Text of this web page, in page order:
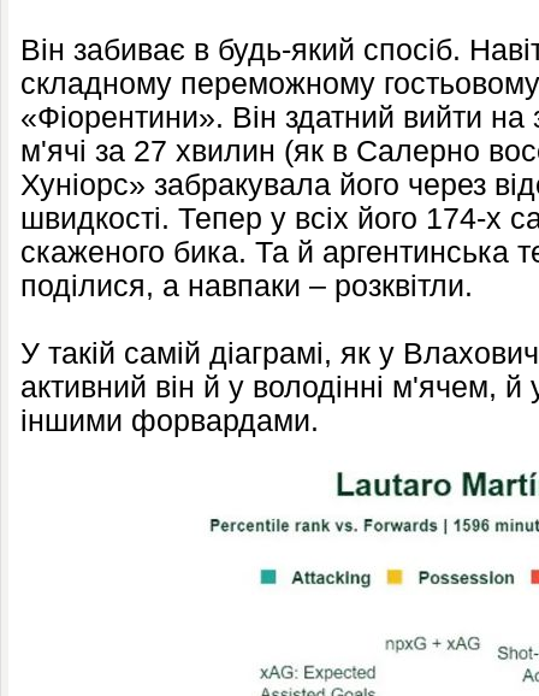
Він забиває в будь-який спосіб.
складному переможному гостьовому
«Фіорентини». Він здатний вийти на
м'ячі за 27 хвилин (як в Салерно
Хуніорс» забракувала його через
швидкості. Тепер у всіх його 174-х
скаженого бика. Та й аргентинська
поділися, а навпаки – розквітли.
У такій самій діаграмі, як у
активний він й у володінні м'ячем, й
іншими форвардами.